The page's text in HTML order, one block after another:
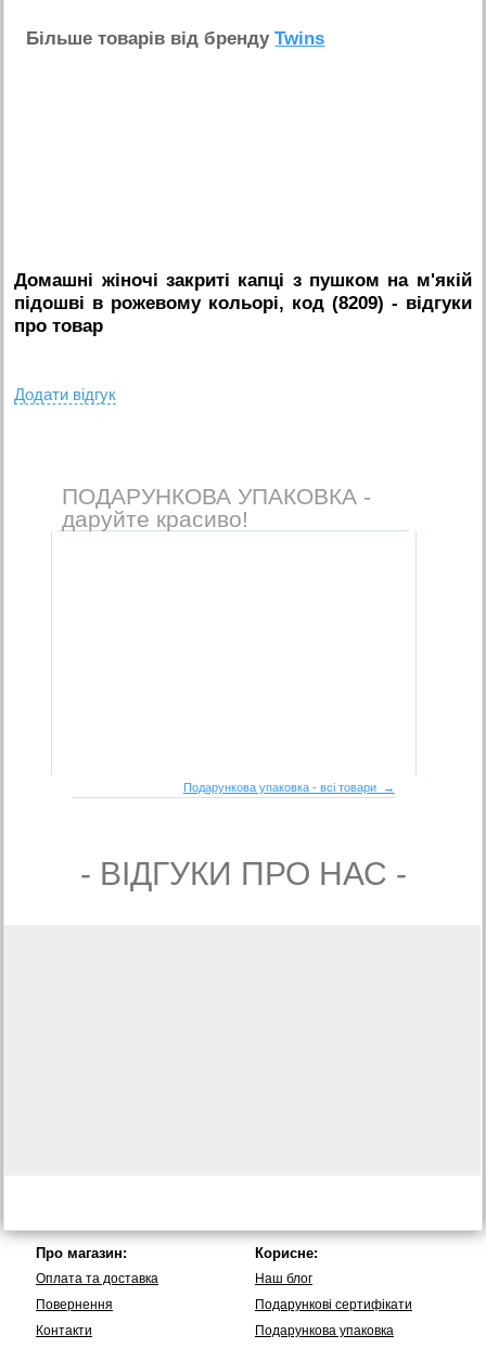
Бiльше товарiв вiд брендуTwins
Домашні жіночі закриті капці з пушком на м'якій
підошві в рожевому кольорі, код (8209) - вiдгуки
про товар
Додати вiдгук
ПОДАРУНКОВА УПАКОВКА -
даруйте красиво!
Подарункова упаковка - всі товари →
- ВIДГУКИ ПРО НАС -
Про магазин:
Оплата та доставка
Повернення
Контакти
Корисне:
Наш блог
Подарункові сертифікати
Подарункова упаковка